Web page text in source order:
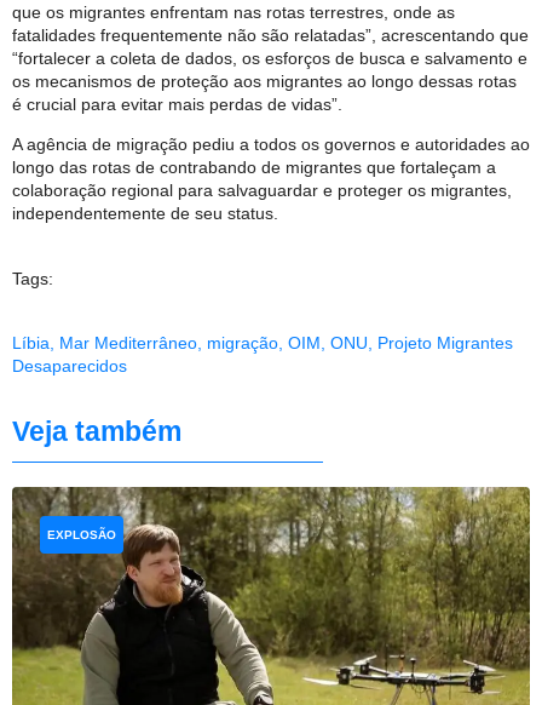
que os migrantes enfrentam nas rotas terrestres, onde as
fatalidades frequentemente não são relatadas”, acrescentando que
“fortalecer a coleta de dados, os esforços de busca e salvamento e
os mecanismos de proteção aos migrantes ao longo dessas rotas
é crucial para evitar mais perdas de vidas”.
A agência de migração pediu a todos os governos e autoridades ao
longo das rotas de contrabando de migrantes que fortaleçam a
colaboração regional para salvaguardar e proteger os migrantes,
independentemente de seu status.
Tags:
Líbia Mar Mediterrâneo migração OIM ONU
Projeto Migrantes
Desaparecidos
Veja também
EXPLOSÃO